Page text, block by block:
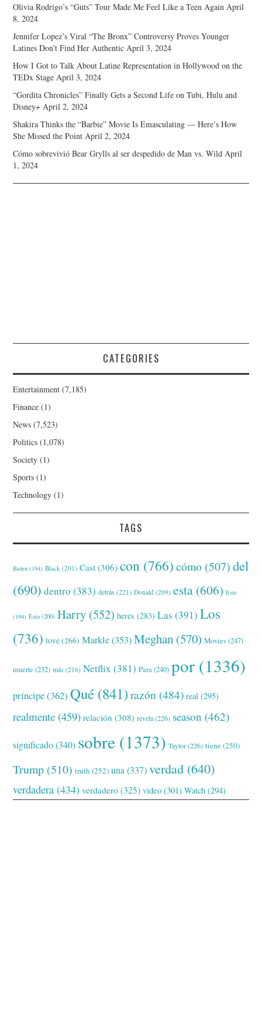
Olivia Rodrigo’s “Guts” Tour Made Me Feel Like a Teen Again April
8, 2024
Jennifer Lopez’s Viral “The Bronx” Controversy Proves Younger
Latines Don’t Find Her Authentic April 3, 2024
How I Got to Talk About Latine Representation in Hollywood on the
TEDx Stage April 3, 2024
“Gordita Chronicles” Finally Gets a Second Life on Tubi, Hulu and
Disney+ April 2, 2024
Shakira Thinks the “Barbie” Movie Is Emasculating — Here’s How
She Missed the Point April 2, 2024
Cómo sobrevivió Bear Grylls al ser despedido de Man vs. Wild April
1, 2024
CATEGORIES
Entertainment (7,185)
Finance (1)
News (7,523)
Politics (1,078)
Society (1)
Sports (1)
Technology (1)
TAGS
Biden (194) Black (201) Cast (306) con (766) cómo (507) del
(690) dentro (383) detrás (221) Donald (209) esta (606) Este
(194) Esto (200) Harry (552) heres (283) Las (391) Los
(736) love(266) Markle(353) Meghan (570) Movies(247)
muerte (232) más (216) Netflix (381) Para(240) por (1336)
príncipe(362) Qué (841) razón (484) real (295)
realmente (459) relación (308) revela(226) season (462)
significado(340) sobre (1373) Taylor(226) tiene(250)
Trump (510) truth (252) una (337) verdad (640)
verdadera (434) verdadero (325) video (301) Watch (294)